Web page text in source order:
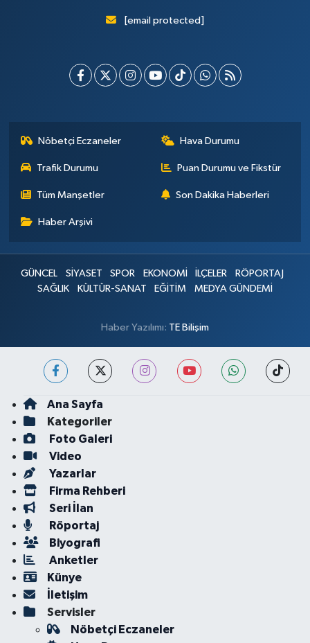
[email protected]
Nöbetçi Eczaneler Hava Durumu
Trafik Durumu Puan Durumu ve Fikstür
Tüm Manşetler Son Dakika Haberleri
Haber Arşivi
GÜNCEL SİYASET SPOR EKONOMİ İLÇELER
RÖPORTAJ
SAĞLIK
KÜLTÜR-SANAT EĞİTİM MEDYA GÜNDEMİ
Haber Yazılımı: TE Bilişim
Ana Sayfa
Kategoriler
Foto Galeri
Video
Yazarlar
Firma Rehberi
Seri İlan
Röportaj
Biyografi
Anketler
Künye
İletişim
Servisler
Nöbetçi Eczaneler